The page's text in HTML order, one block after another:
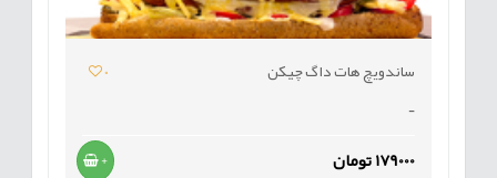
ساندویچ هات داگ چیکن
0
-
179000 تومان +